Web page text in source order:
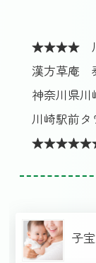
子
★★★★ 川
漢方草庵
神奈川県川
川崎駅前